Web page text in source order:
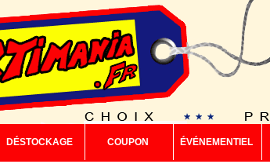
DÉSTOCKAGE COUPON ÉVÉNEMENTIEL